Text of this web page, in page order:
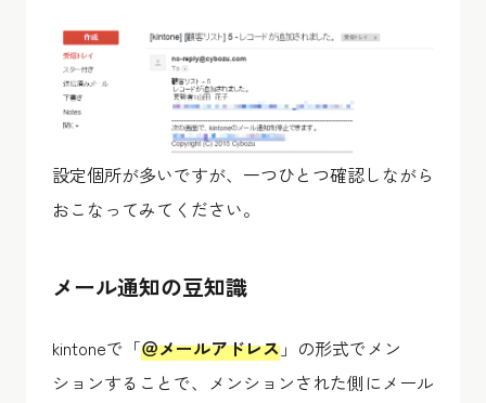
設定個所が多いですが、一つひとつ確認しながら
おこなってみてください。
メール通知の豆知識
kintoneで「＠メールアドレス 」の形式でメン
ションすることで、メンションされた側にメール